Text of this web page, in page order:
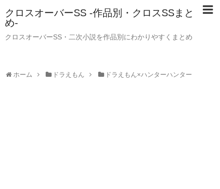
クロスオーバーSS -作品別・クロスSSまと
め-
クロスオーバーSS・二次小説を作品別にわかりやすくまとめ
ホーム ドラえもん ドラえもん×ハンターハンター